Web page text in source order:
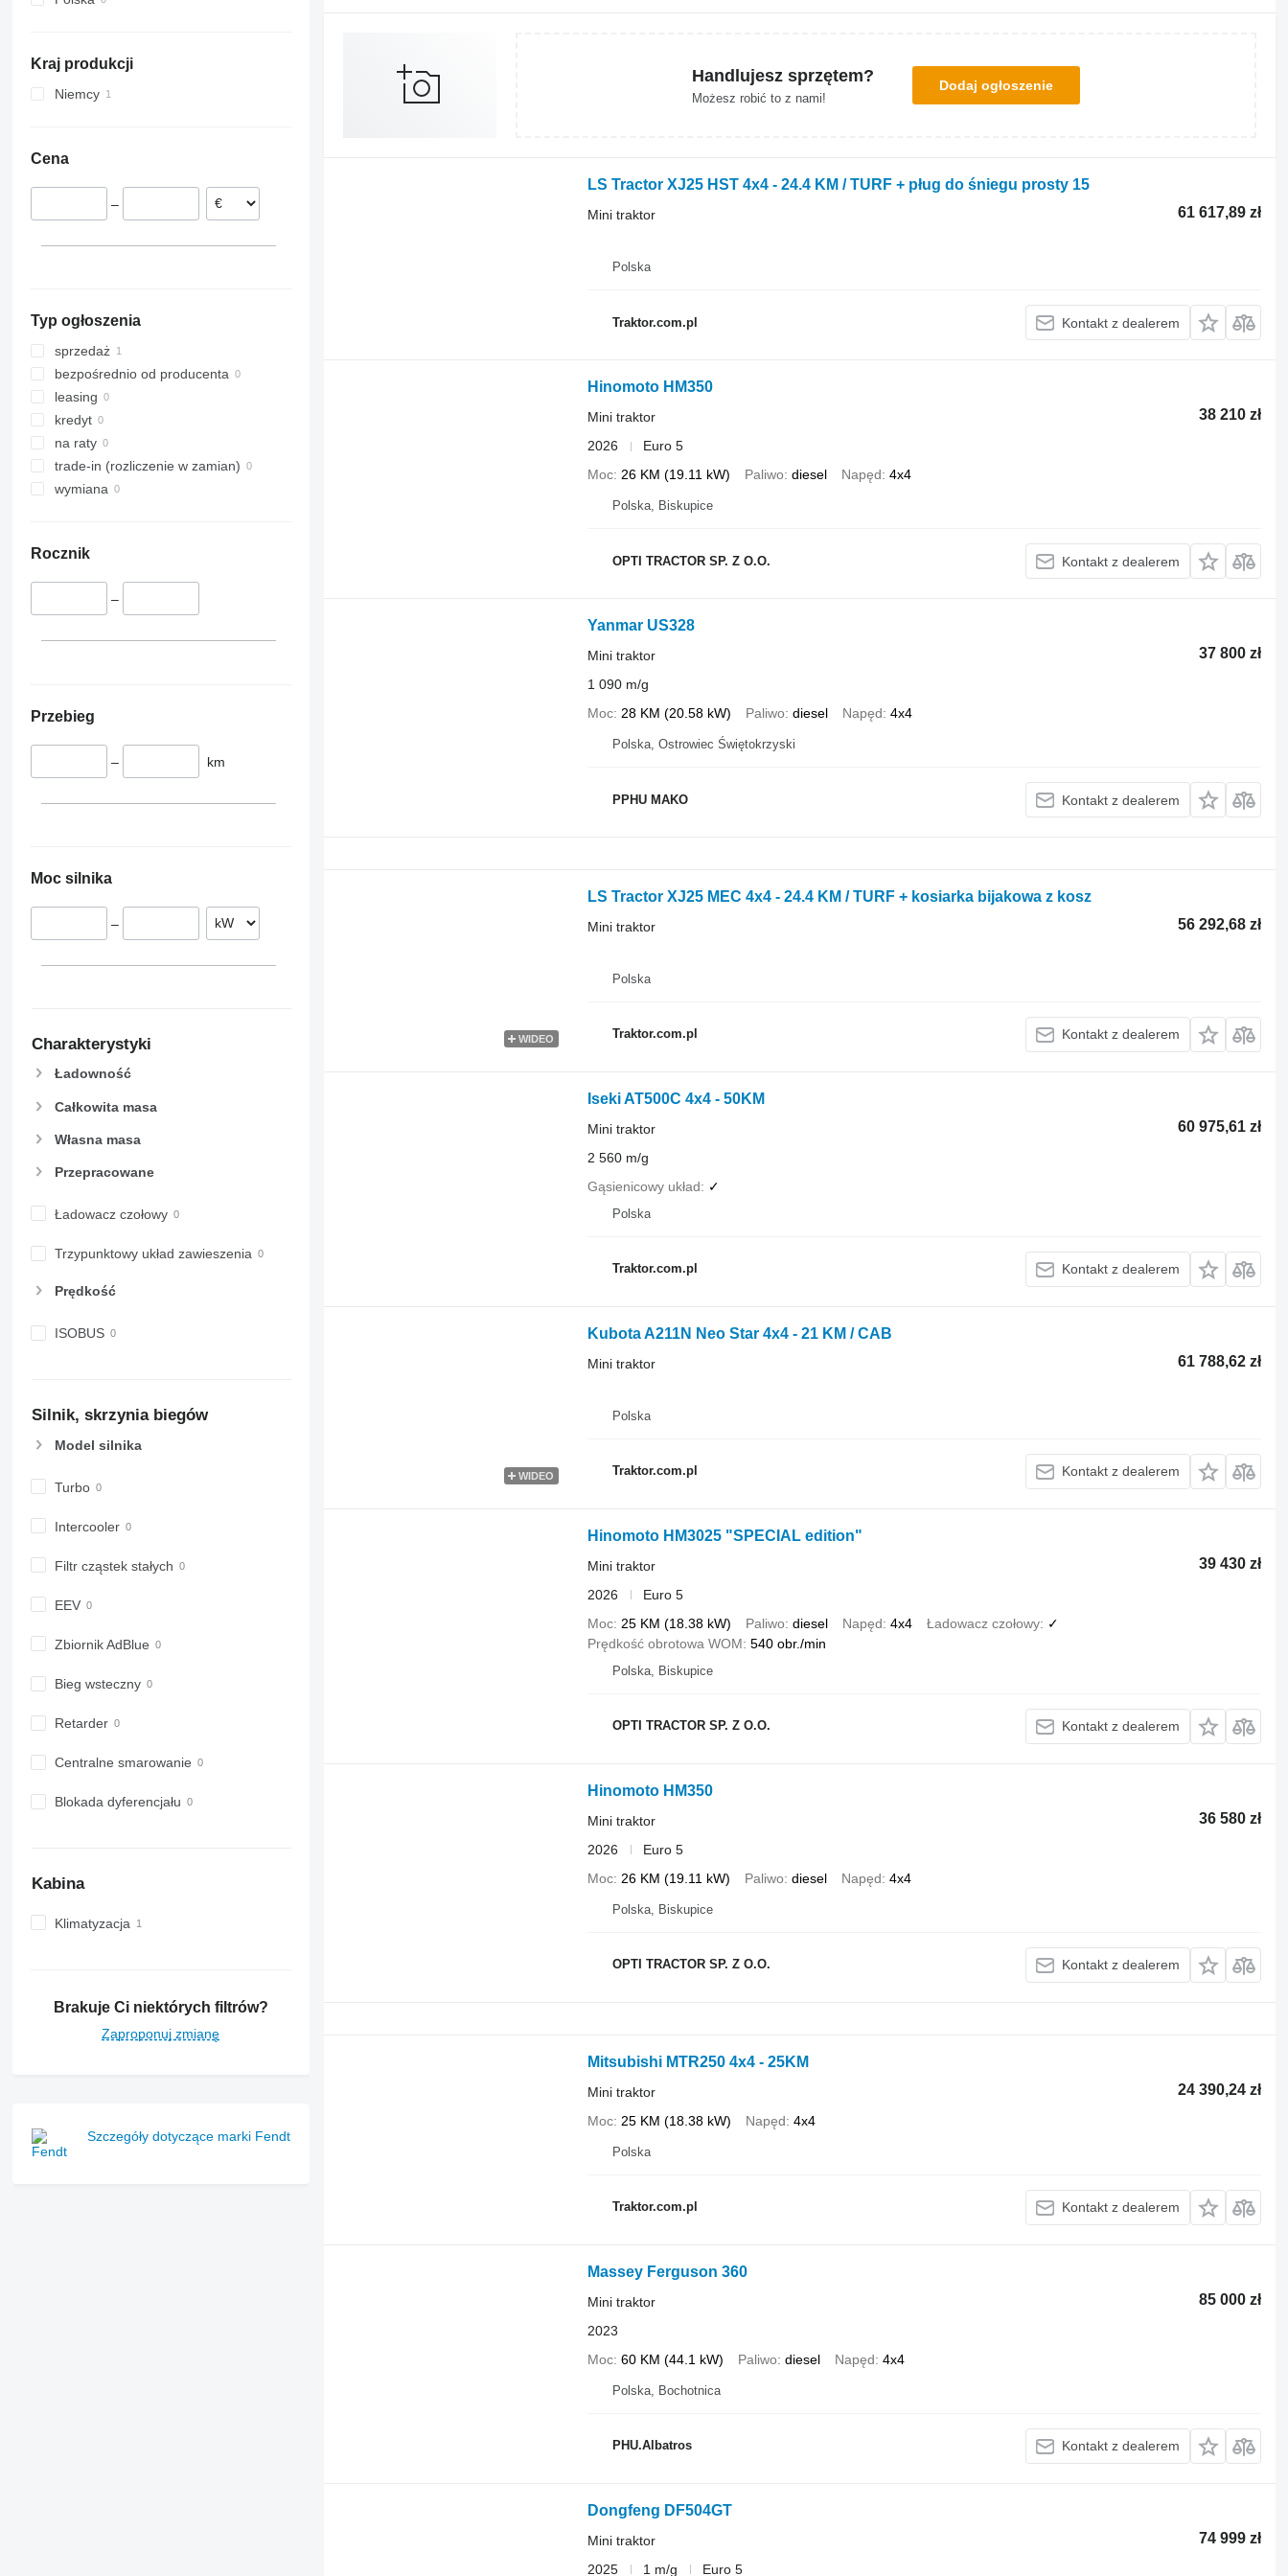
Kraj produkcji
Niemcy
Cena
–
Typ ogłoszenia
sprzedaż
bezpośrednio od producenta
leasing
kredyt
na raty
trade-in (rozliczenie w zamian)
wymiana
Rocznik
–
Przebieg
– km
Moc silnika
–
Charakterystyki
Ładowność
Całkowita masa
Własna masa
Przepracowane
Ładowacz czołowy
Trzypunktowy układ zawieszenia
Prędkość
ISOBUS
Silnik, skrzynia biegów
Model silnika
Turbo
Intercooler
Filtr cząstek stałych
EEV
Zbiornik AdBlue
Bieg wsteczny
Retarder
Centralne smarowanie
Blokada dyferencjału
Kabina
Klimatyzacja
Brakuje Ci niektórych filtrów?
Zaproponuj zmianę
Szczegóły dotyczące marki Fendt
Handlujesz sprzętem?
Możesz robić to z nami!
Dodaj ogłoszenie
LS Tractor XJ25 HST 4x4 - 24.4 KM / TURF + pług do śniegu prosty 15
61 617,89 zł
Mini traktor
Polska
Traktor.com.pl Kontakt z dealerem
Hinomoto HM350
38 210 zł
Mini traktor
2026
Euro 5
Moc 26 KM (19.11 kW) Paliwo diesel Napęd 4x4
Polska, Biskupice
OPTI TRACTOR SP. Z O.O. Kontakt z dealerem
Yanmar US328
37 800 zł
Mini traktor
1 090 m/g
Moc 28 KM (20.58 kW) Paliwo diesel Napęd 4x4
Polska, Ostrowiec Świętokrzyski
PPHU MAKO Kontakt z dealerem
WIDEO
LS Tractor XJ25 MEC 4x4 - 24.4 KM / TURF + kosiarka bijakowa z kosz
56 292,68 zł
Mini traktor
Polska
Traktor.com.pl Kontakt z dealerem
Iseki AT500C 4x4 - 50KM
60 975,61 zł
Mini traktor
2 560 m/g
Gąsienicowy układ
✓
Polska
Traktor.com.pl Kontakt z dealerem
WIDEO
Kubota A211N Neo Star 4x4 - 21 KM / CAB
61 788,62 zł
Mini traktor
Polska
Traktor.com.pl Kontakt z dealerem
Hinomoto HM3025 "SPECIAL edition"
39 430 zł
Mini traktor
2026
Euro 5
Moc 25 KM (18.38 kW) Paliwo diesel Napęd 4x4 Ładowacz czołowy
✓
Prędkość obrotowa WOM 540 obr./min
Polska, Biskupice
OPTI TRACTOR SP. Z O.O. Kontakt z dealerem
Hinomoto HM350
36 580 zł
Mini traktor
2026
Euro 5
Moc 26 KM (19.11 kW) Paliwo diesel Napęd 4x4
Polska, Biskupice
OPTI TRACTOR SP. Z O.O. Kontakt z dealerem
Mitsubishi MTR250 4x4 - 25KM
24 390,24 zł
Mini traktor
Moc 25 KM (18.38 kW) Napęd 4x4
Polska
Traktor.com.pl Kontakt z dealerem
Massey Ferguson 360
85 000 zł
Mini traktor
2023
Moc 60 KM (44.1 kW) Paliwo diesel Napęd 4x4
Polska, Bochotnica
PHU.Albatros Kontakt z dealerem
Dongfeng DF504GT
74 999 zł
Mini traktor
2025
1 m/g Euro 5